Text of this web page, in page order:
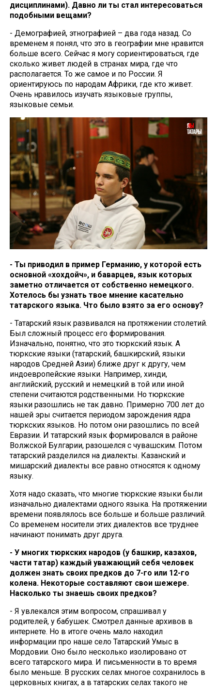
дисциплинами). Давно ли ты стал интересоваться
подобными вещами?
- Демографией, этнографией – два года назад. Со
временем я понял, что это в географии мне нравится
больше всего. Сейчас я могу сориентироваться, где
сколько живет людей в странах мира, где что
располагается. То же самое и по России. Я
ориентируюсь по народам Африки, где кто живет.
Очень нравилось изучать языковые группы,
языковые семьи.
- Ты приводил в пример Германию, у которой есть
основной «хохдойч», и баварцев, язык которых
заметно отличается от собственно немецкого.
Хотелось бы узнать твое мнение касательно
татарского языка. Что было взято за его основу?
- Татарский язык развивался на протяжении столетий.
Был сложный процесс его формирования.
Изначально, понятно, что это тюркский язык. А
тюркские языки (татарский, башкирский, языки
народов Средней Азии) ближе друг к другу, чем
индоевропейские языки. Например, хинди,
английский, русский и немецкий в той или иной
степени считаются родственными. Но тюркские
языки разошлись не так давно. Примерно 700 лет до
нашей эры считается периодом зарождения ядра
тюркских языков. Но потом они разошлись по всей
Евразии. И татарский язык формировался в районе
Волжской Булгарии, разошелся с чувашским. Потом
татарский разделился на диалекты. Казанский и
мишарский диалекты все равно относятся к одному
языку.
Хотя надо сказать, что многие тюркские языки были
изначально диалектами одного языка. На протяжении
времени появлялось все больше и больше различий.
Со временем носители этих диалектов все труднее
начинают понимать друг друга.
- У многих тюркских народов (у башкир, казахов,
части татар) каждый уважающий себя человек
должен знать своих предков до 7-го или 12-го
колена. Некоторые составляют свои шежере.
Насколько ты знаешь своих предков?
- Я увлекался этим вопросом, спрашивал у
родителей, у бабушек. Смотрел данные архивов в
интернете. Но в итоге очень мало находил
информации про наше село Татарский Умыс в
Мордовии. Оно было несколько изолировано от
всего татарского мира. И письменности в то время
было меньше. В русских селах многое сохранилось в
церковных книгах, а в татарских селах такого не